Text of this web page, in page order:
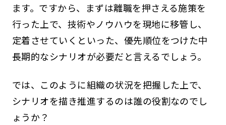
ます。ですから、まずは離職を押さえる施策を
行った上で、技術やノウハウを現地に移管し、
定着させていくといった、優先順位をつけた中
長期的なシナリオが必要だと言えるでしょう。
では、このように組織の状況を把握した上で、
シナリオを描き推進するのは誰の役割なのでし
ょうか？